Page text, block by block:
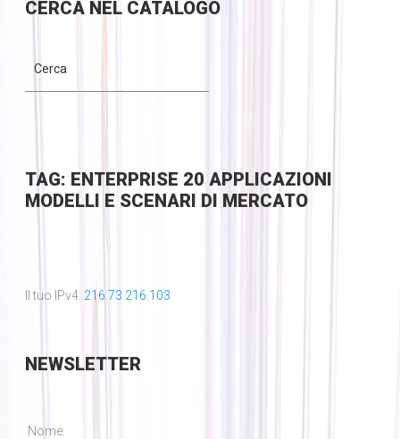
CERCANEL CATALOGO
TAG: ENTERPRISE 20 APPLICAZIONI
MODELLI E SCENARI DI MERCATO
Il tuo IPv4: 216.73.216.103
NEWSLETTER
Nome: